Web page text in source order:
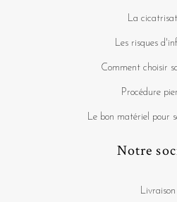
La
Les risques
Comment choisir
Procédure
Le bon matériel pour
Notre
Livraison